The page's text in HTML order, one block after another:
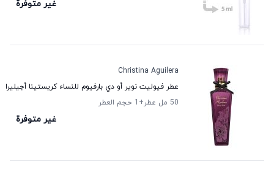
غير متوفرة
Christina Aguilera
عطر فيوليت نوير أو دي بارفيوم للنساء كريستينا أجيليرا
50 مل عطر
+1 حجم العطر
غير متوفرة